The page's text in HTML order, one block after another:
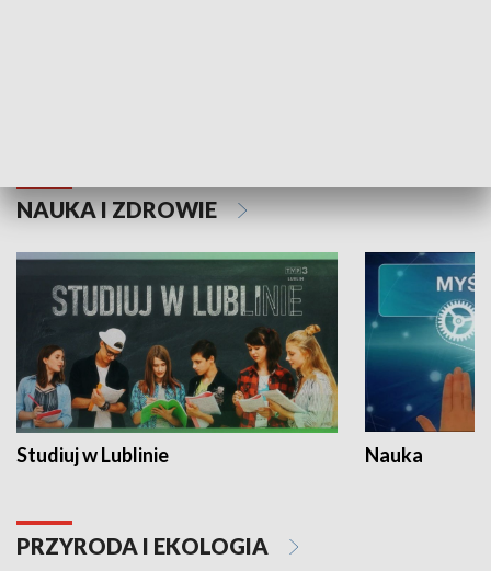
NAUKA I ZDROWIE
Studiuj w Lublinie Nauka
PRZYRODA I EKOLOGIA